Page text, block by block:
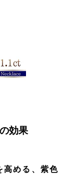
効果
高める、紫色